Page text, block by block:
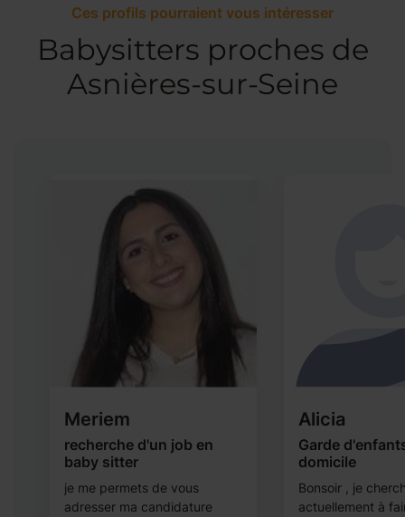
Ces profils pourraient vous intéresser
Babysitters proches de
Asnières-sur-Seine
Meriem
recherche d'un job en
baby sitter
je me permets de vous
adresser ma candidature
Alicia
Garde
domicile
Bonsoir , je
actuellement à